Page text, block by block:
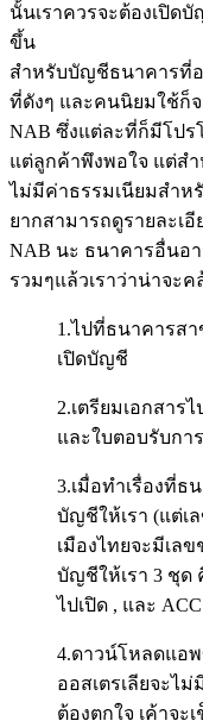
นั้นเราควรจะต้องเปิด
ขึ้น
สำหรับบัญชีธนาคารที่
ที่ดังๆ และคนนิยมใช้ก็จ
NAB ซึ่งแต่ละที่ก็มีโป
แต่ลูกค้าพึงพอใจ แต่สำ
ไม่มีค่าธรรมเนียมสำห
ยากสามารถดูรายละเ
NAB นะ ธนาคารอื่นอ
รวมๆแล้วเราว่าน่าจะค
1.ไปที่ธนาคารสา
เปิดบัญชี
2.เตรียมเอกสาร
และใบตอบรับกา
3.เมื่อทำเรื่องที่ธ
บัญชีให้เรา (แต่เ
เมืองไทยจะมีเล
บัญชีให้เรา 3 ชุด
ไปเปิด , และ
4.ดาวน์โหลดแอพ
ออสเตรเลียจะไ
ต้องตกใจ เค้าจะ